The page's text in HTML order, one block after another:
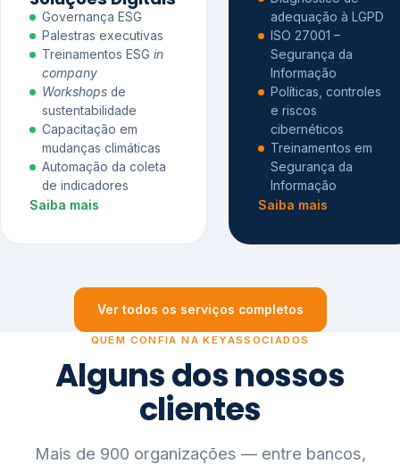
Governança ESG
Palestras executivas
Treinamentos ESG in
company
Workshops de
sustentabilidade
Capacitação em
mudanças climáticas
Automação da coleta
de indicadores
Saiba mais
adequação à LGPD
ISO 27001 –
Segurança da
Informação
Políticas, controles
e riscos
cibernéticos
Treinamentos em
Segurança da
Informação
Saiba mais
Ver todos os serviços completos
QUEM CONFIA NA KEYASSOCIADOS
Alguns dos nossos
clientes
Mais de 900 organizações — entre bancos,